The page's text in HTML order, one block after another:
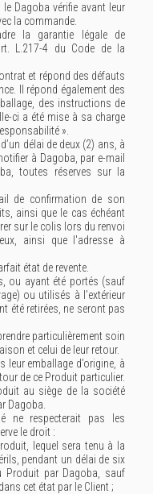
Dagoba vérifie avant leur
la commande.
la garantie légale de
L.217-4 du Code de la
et répond des défauts
Il répond également des
des instructions de
ci a été mise à sa charge
».
délai de deux (2) ans, à
à Dagoba, par e-mail
toutes réserves sur la
de confirmation de son
ainsi que le cas échéant
sur le colis lors du renvoi
ainsi que l'adresse à
état de revente.
ou ayant été portés (sauf
ou utilisés à l’extérieur
été retirées, ne seront pas
particulièrement soin
et celui de leur retour.
leur emballage d’origine, à
de ce Produit particulier.
au siège de la société
Dagoba.
ne respecterait pas les
le droit :
lequel sera tenu à la
pendant un délai de six
Produit par Dagoba, sauf
cet état par le Client ;